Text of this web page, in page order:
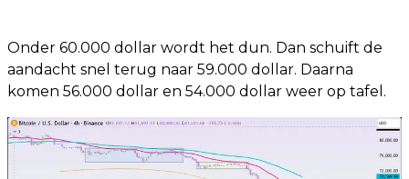
Onder 60.000 dollar wordt het dun. Dan schuift de
aandacht snel terug naar 59.000 dollar. Daarna
komen 56.000 dollar en 54.000 dollar weer op tafel.